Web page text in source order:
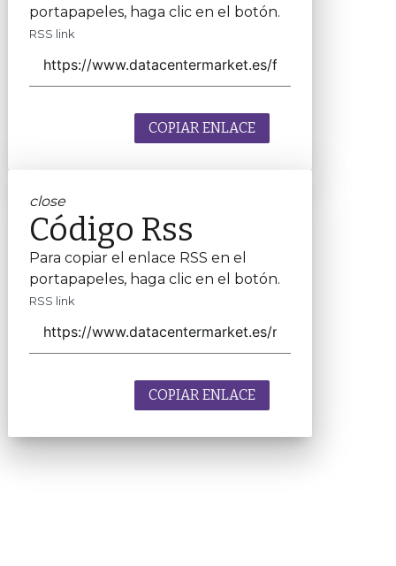
portapapeles, haga clic en el botón.
RSS link
COPIAR ENLACE
close
Código Rss
Para copiar el enlace RSS en el
portapapeles, haga clic en el botón.
RSS link
COPIAR ENLACE